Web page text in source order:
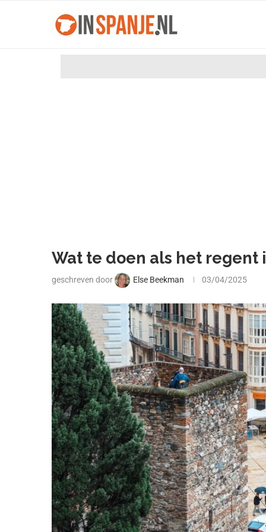
Wat te doen als het regent
geschreven door Else Beekman 03/04/2025